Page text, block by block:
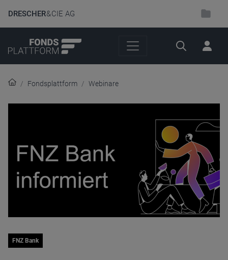
DRESCHER& CIE AG
Suche
Fondsplattform Webinare
FNZ Bank